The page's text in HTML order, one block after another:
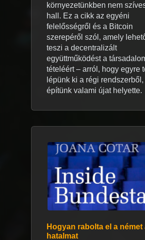
környezetünkben nem
hall. Ez a cikk az egyéni
felelősségről és a Bitcoin
szerepéről szól, amely
teszi a decentralizált
együttműködést a
tételéért – arról, hogy egyre
lépünk ki a régi
építünk valami újat helyette.
Hogyan rabolta el a német
hatalmat